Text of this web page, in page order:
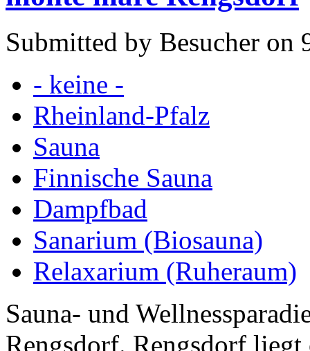
Submitted by Besucher on
- keine -
Rheinland-Pfalz
Sauna
Finnische Sauna
Dampfbad
Sanarium (Biosauna)
Relaxarium (Ruheraum)
Sauna- und
Rengsdorf. Rengsdorf